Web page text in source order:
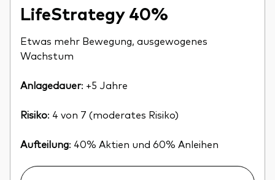
LifeStrategy 40%
Etwas mehr Bewegung, ausgewogenes
Wachstum
Anlagedauer: +5 Jahre
Risiko: 4 von 7 (moderates Risiko)
Aufteilung: 40% Aktien und 60% Anleihen